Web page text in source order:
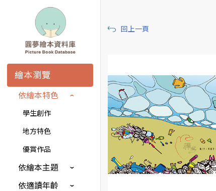
繪本瀏覽
依繪本特色
學生創作
地方特色
優賞作品
依繪本主題
依適讀年齡
回上一頁